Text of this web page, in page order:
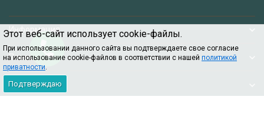
Этот веб-сайт использует cookie-файлы.
При использовании данного сайта вы подтверждаете свое согласие
на использование cookie-файлов в соответствии с нашей политикой
приватности.
Подтверждаю
Информация
Помощь
Информация